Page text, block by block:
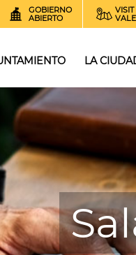
GOBIERNO
ABIERTO
VISIT
LA